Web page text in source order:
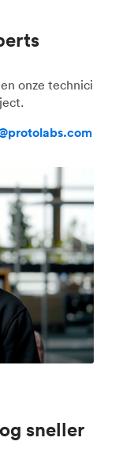
onze technici
sneller